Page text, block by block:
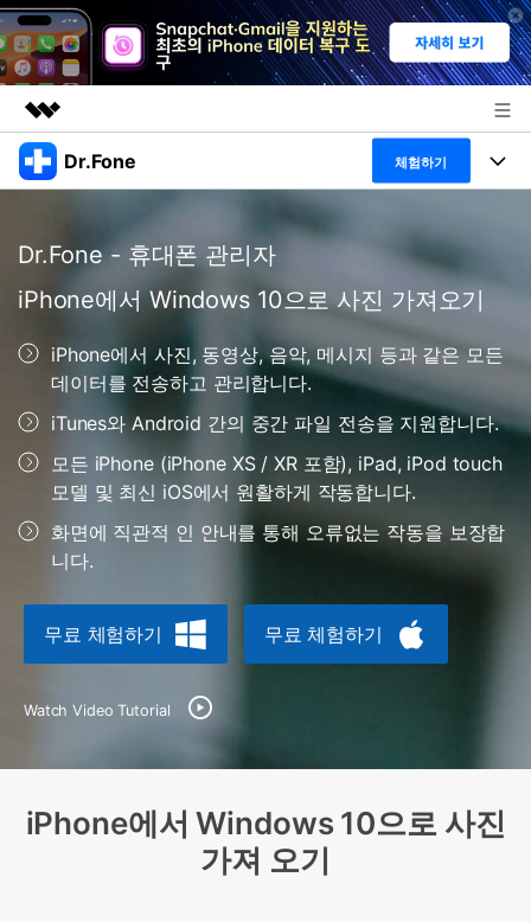
주요 제품
개요
솔루션
뉴스룸
플랜 및 가격
도움말 센터
Dr.Fone 체험하기
특징
폴 툴킷 보기 >
모바일
더 보기
탐색 및 발견
닥터폰 하이라이트 살펴보기
고객 지원 센터
리소스
다운로드 센터
공식 설치 파일 및 최신 버전 업데이트를 제공
합니다.
리소스 허브
3,000개 이상의 사용 가이드, 전문가 팁 및 최
신 모바일 소식을 확인하세요.
고객 지원
🔓️온라인 잠금 해제
iOS26 다운그레이드
Dr.Fone - 휴대폰 관리자
iPhone에서 Windows 10으로 사진 가져오기
iPhone에서 사진, 동영상, 음악, 메시지 등과 같은 모든
데이터를 전송하고 관리합니다.
iTunes와 Android 간의 중간 파일 전송을 지원합니다.
모든 iPhone (iPhone XS / XR 포함), iPad, iPod touch
모델 및 최신 iOS에서 원활하게 작동합니다.
화면에 직관적 인 안내를 통해 오류없는 작동을 보장합
니다.
무료 체험하기 무료 체험하기
Watch Video Tutorial
iPhone에서 Windows 10으로 사진
가져 오기